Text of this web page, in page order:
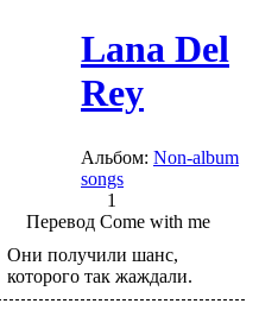
Lana Del
Rey
Альбом: Non-album
songs
1
ПереводCome with me
Они получили шанс,
которого так жаждали.